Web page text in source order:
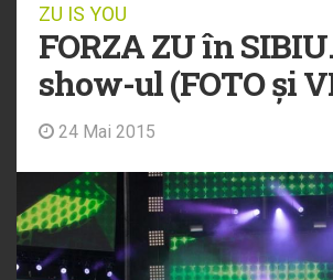
ZU IS YOU
FORZA ZU în
show-ul (FOTO și
24 Mai 2015